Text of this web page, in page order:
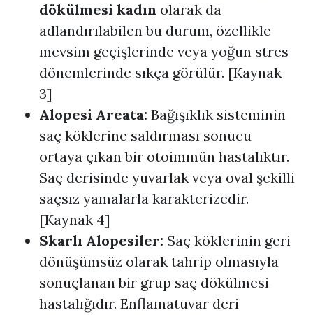
dökülmesi kadın olarak da
adlandırılabilen bu durum, özellikle
mevsim geçişlerinde veya yoğun stres
dönemlerinde sıkça görülür. [Kaynak
3]
Alopesi Areata: Bağışıklık sisteminin
saç köklerine saldırması sonucu
ortaya çıkan bir otoimmün hastalıktır.
Saç derisinde yuvarlak veya oval şekilli
saçsız yamalarla karakterizedir.
[Kaynak 4]
Skarlı Alopesiler: Saç köklerinin geri
dönüşümsüz olarak tahrip olmasıyla
sonuçlanan bir grup saç dökülmesi
hastalığıdır. Enflamatuvar deri